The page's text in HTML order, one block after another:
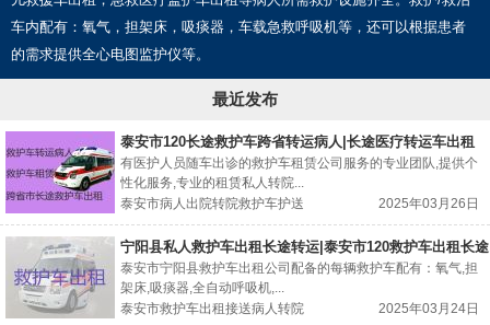
车内配有：氧气，担架床，吸痰器，车载急救呼吸机等，还可以根据患者
的需求提供全心电图监护仪等。
最近发布
泰安市120长途救护车跨省转运病人|长途医疗转运车出租
有医护人员随车出诊的救护车租赁公司服务的专业团队,提供个
性化服务,专业的租赁私人转院...
泰安市病人出院转院救护车护送
2025年03月26日
宁阳县私人救护车出租长途转运|泰安市120救护车出租长途
转运
泰安市宁阳县救护车出租公司配备的每辆救护车配有：氧气,担
架床,吸痰器,全自动呼吸机,...
泰安市救护车出租接送病人转院
2025年03月24日